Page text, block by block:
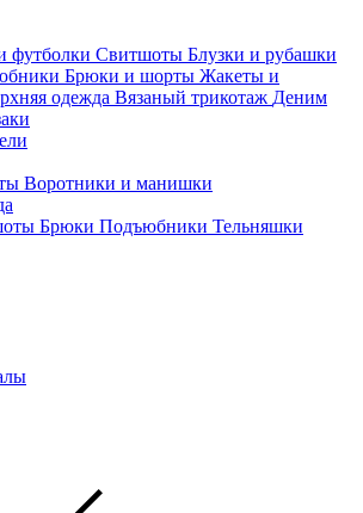
футболки Свитшоты Блузки и рубашки
Брюки и шорты Жакеты и
одежда Вязаный трикотаж Деним
Воротники и манишки
Брюки Подъюбники Тельняшки